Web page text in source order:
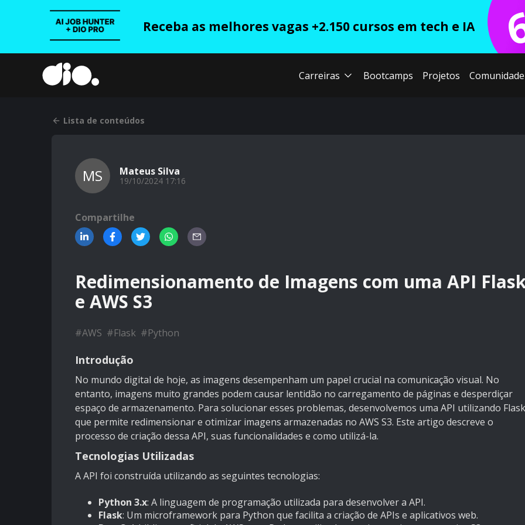
Receba as melhores vagas +2.150 cursos em tech e IA
Carreiras Bootcamps Projetos Comunidade
Lista de conteúdos
MS Mateus Silva
19/10/2024 17:16
Compartilhe
Redimensionamento de Imagens com uma API
e AWS S3
#AWS #Flask #Python
Introdução
No mundo digital de hoje, as imagens desempenham um papel crucial na comunicação visual. No
entanto, imagens muito grandes podem causar lentidão no carregamento de páginas e desperdiçar
espaço de armazenamento. Para solucionar esses problemas, desenvolvemos uma API utilizando Flask
que permite redimensionar e otimizar imagens armazenadas no AWS S3. Este artigo descreve o
processo de criação dessa API, suas funcionalidades e como utilizá-la.
Tecnologias Utilizadas
A API foi construída utilizando as seguintes tecnologias:
Python 3.x: A linguagem de programação utilizada para desenvolver a API.
Flask: Um microframework para Python que facilita a criação de APIs e aplicativos web.